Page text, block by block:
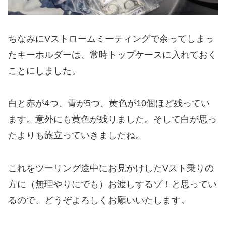
ちなみにVストロームミーティングで余ってしまっ
たキーホルダーは、常時トップケースに入れておく
ことにしました。
白と赤が4つ、青が5つ、黄色が10個ほど残ってい
ます。意外にも黄色が残りました。そして白が思っ
たよりも旅立っていきましたね。
これをツーリング途中にお見かけしたVスト乗りの
方に（無理やりにでも）お渡しするゾ！と思ってい
るので、どうぞよろしくお願いいたします。